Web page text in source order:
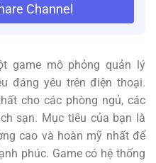
Channel
game mô phỏng quản lý
đáng yêu trên điện thoại.
cho các phòng ngủ, các
sạn. Mục tiêu của bạn là
cao và hoàn mỹ nhất để
phúc. Game có hệ thống